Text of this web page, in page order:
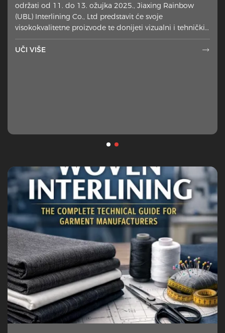
Dodatni sloj tkanine postavljen uz krivu stranu vanjskih
materijala ha
održati od 11. do 13. ožujka 2025., Jiaxing Rainbow
(UBL) Interlining Co., Ltd predstavit će svoje
visokokvalitetne proizvode te donijeti vizualni i tehnički
UČI VIŠE
